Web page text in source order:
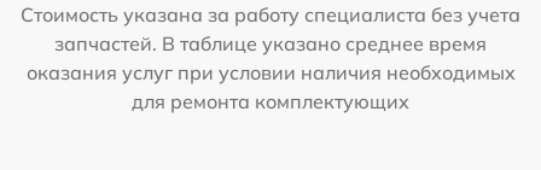
Стоимость указана за работу специалиста без учета
запчастей. В таблице указано среднее время
оказания услуг при условии наличия необходимых
для ремонта комплектующих